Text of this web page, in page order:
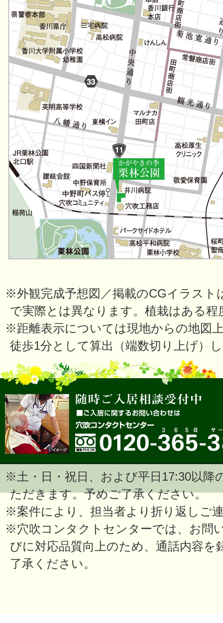
※外観完成予想図／掲載のCGイラスト
で実際とは異なります。植栽はある
※距離表示については現地からの地図
徒歩1分として算出（端数切り上げ）
※土・日・祝日、および平日17:30以降
ただきます。予めご了承ください。
※案件により、担当者より折り返しご
※穴吹コンタクトセンターでは、お問
びに対応品質向上のため、通話内容
了承ください。